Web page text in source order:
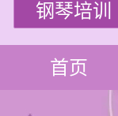
钢琴培训
首页